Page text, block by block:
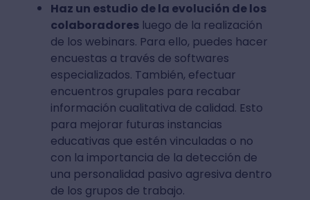
Haz un estudio de la evolución de los
colaboradoresluego de la realización
de los webinars. Para ello, puedes hacer
encuestas a través de softwares
especializados. También, efectuar
encuentros grupales para recabar
información cualitativa de calidad. Esto
para mejorar futuras instancias
educativas que estén vinculadas o no
con la importancia de la detección de
una personalidad pasivo agresiva dentro
de los grupos de trabajo.